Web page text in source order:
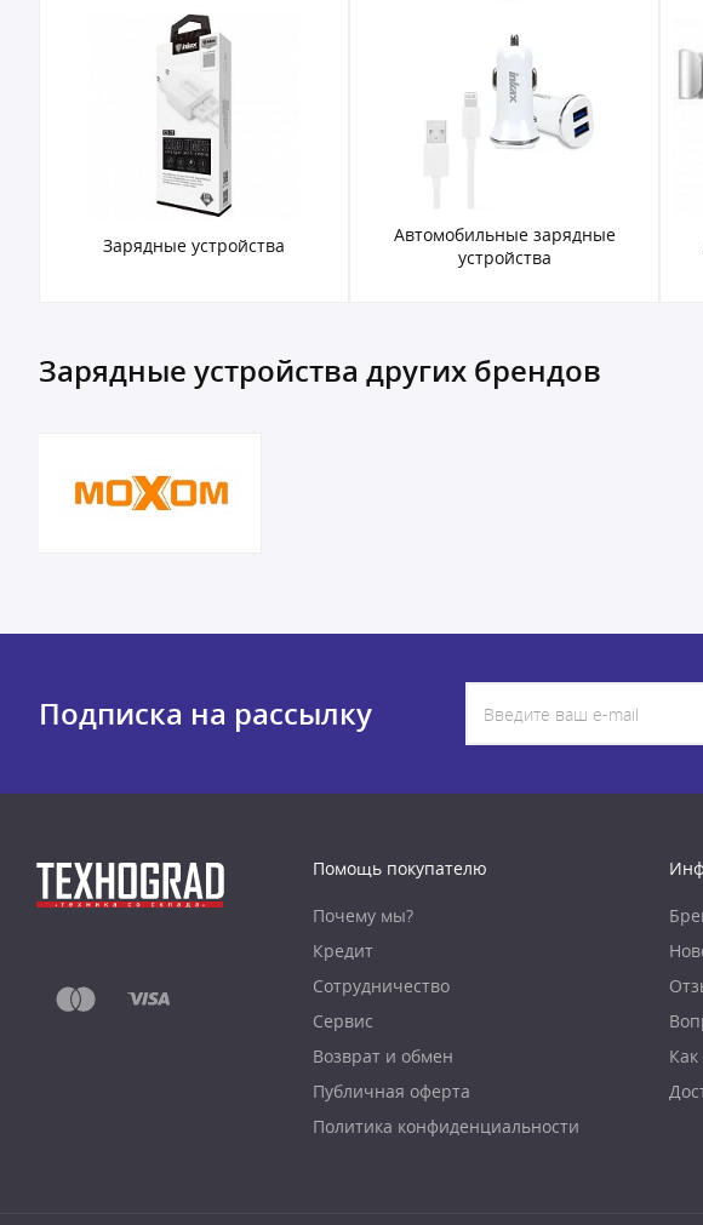
Зарядные устройства
Автомобильные зарядные
устройства
Зарядные устройства других брендов
Подписка на рассылку
Помощь покупателю
Почему мы?
Кредит
Сотрудничество
Сервис
Возврат и обмен
Публичная оферта
Политика конфиденциальности